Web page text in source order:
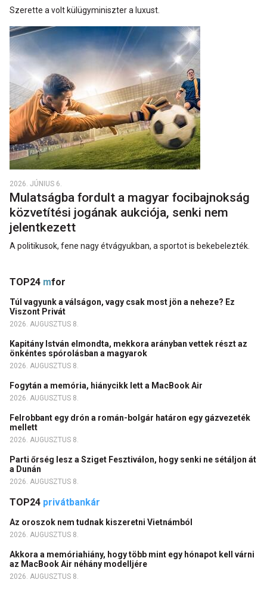
Szerette a volt külügyminiszter a luxust.
2026. JÚNIUS 6.
Mulatságba fordult a magyar focibajnokság
közvetítési jogának aukciója, senki nem
jelentkezett
A politikusok, fene nagy étvágyukban, a sportot is bekebelezték.
TOP24 mfor
Túl vagyunk a válságon, vagy csak most jön a neheze? Ez
Viszont Privát
2026. AUGUSZTUS 8.
Kapitány István elmondta, mekkora arányban vettek részt az
önkéntes spórolásban a magyarok
2026. AUGUSZTUS 8.
Fogytán a memória, hiánycikk lett a MacBook Air
2026. AUGUSZTUS 8.
Felrobbant egy drón a román-bolgár határon egy gázvezeték
mellett
2026. AUGUSZTUS 8.
Parti őrség lesz a Sziget Fesztiválon, hogy senki ne sétáljon át
a Dunán
2026. AUGUSZTUS 8.
TOP24 privátbankár
Az oroszok nem tudnak kiszeretni Vietnámból
2026. AUGUSZTUS 8.
Akkora a memóriahiány, hogy több mint egy hónapot kell várni
az MacBook Air néhány modelljére
2026. AUGUSZTUS 8.